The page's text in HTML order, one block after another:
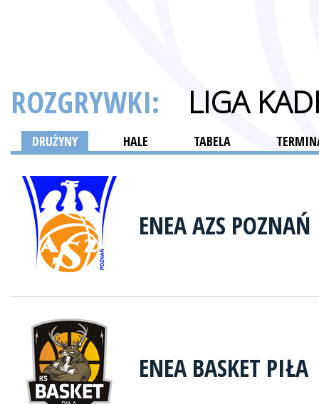
ROZGRYWKI: LIGA
DRUŻYNY HALE TABELA
ENEA AZS POZNAŃ
ENEA BASKET PIŁA